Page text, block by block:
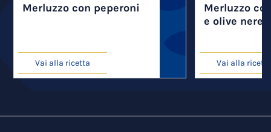
Merluzzo con peperoni
Vai alla ricetta
Merluzzo
e olive nere
Vai alla ricetta